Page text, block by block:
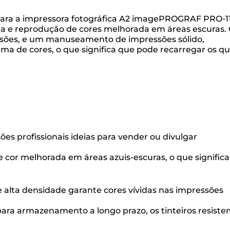
a impressora fotográfica A2 imagePROGRAF PRO-
reprodução de cores melhorada em áreas escuras.
e um manuseamento de impressões sólido,
de cores, o que significa que pode recarregar os
profissionais ideias para vender ou divulgar
melhorada em áreas azuis-escuras, o que significa
densidade garante cores vívidas nas impressões
armazenamento a longo prazo, os tinteiros